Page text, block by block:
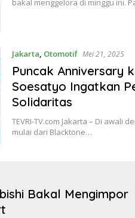
bakal menggelora di minggu ini.
Jakarta, Otomotif Mei 21, 2025
Puncak Anniversary
Soesatyo Ingatkan
Solidaritas
TEVRI-TV.com Jakarta – Di awali
mulai dari Blacktone…
Bakal Mengimpor